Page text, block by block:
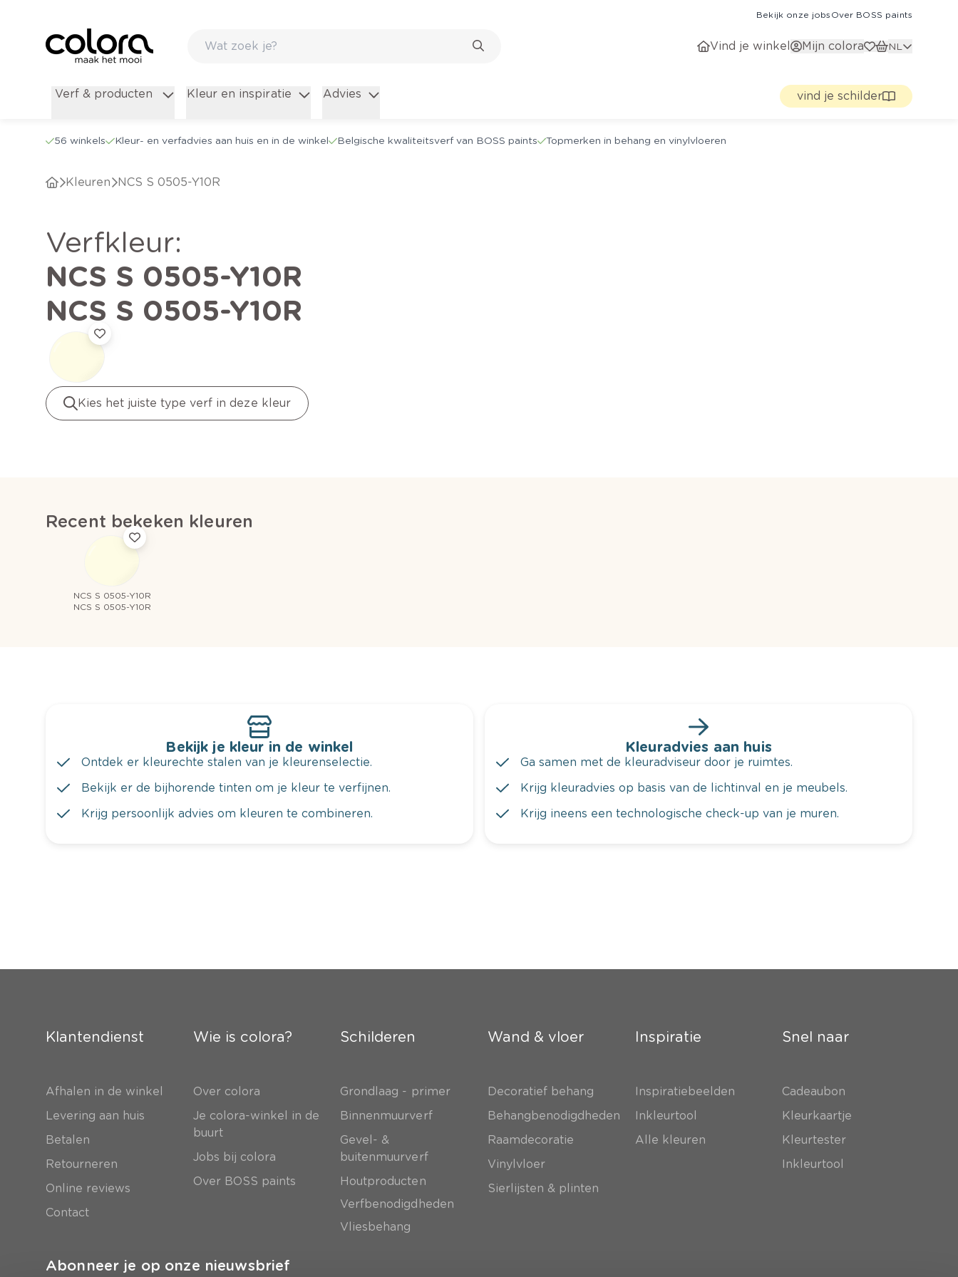
Bekijk onze jobs Over BOSS paints
Vind je winkel Mijn colora NL
Verf & producten Kleur en inspiratie Advies vind je schilder
56 winkels Kleur- en verfadvies aan huis en in de winkel Belgische kwaliteitsverf van BOSS paints Topmerken in behang en vinylvloeren
Kleuren NCS S 0505-Y10R
verfkleur:
NCS S 0505-Y10R
NCS S 0505-Y10R
Kies het juiste type verf in deze kleur
Recent bekeken kleuren
NCS S 0505-Y10R
NCS S 0505-Y10R
Bekijk je kleur in de winkel
Ontdek er kleurechte stalen van je kleurenselectie.
Bekijk er de bijhorende tinten om je kleur te verfijnen.
Krijg persoonlijk advies om kleuren te combineren.
Kleuradvies aan huis
Ga samen met de kleuradviseur door je ruimtes.
Krijg kleuradvies op basis van de lichtinval en je meubels.
Krijg ineens een technologische check-up van je muren.
Klantendienst
Afhalen in de winkel
Levering aan huis
Betalen
Retourneren
Online reviews
Contact
Wie is colora?
Over colora
Je colora-winkel in de
buurt
Jobs bij colora
Over BOSS paints
Schilderen
Grondlaag - primer
Binnenmuurverf
Gevel- &
buitenmuurverf
Houtproducten
Verfbenodigdheden
Vliesbehang
Wand & vloer
Decoratief behang
Behangbenodigdheden
Raamdecoratie
Vinylvloer
Sierlijsten & plinten
Inspiratie
Inspiratiebeelden
Inkleurtool
Alle kleuren
Snel naar
Cadeaubon
Kleurkaartje
Kleurtester
Inkleurtool
Abonneer je op onze nieuwsbrief